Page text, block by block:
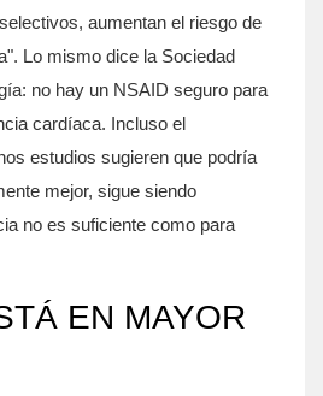
aumentan el riesgo de
Lo mismo dice la Sociedad
no hay un NSAID seguro para
cardíaca. Incluso el
estudios sugieren que podría
mejor, sigue siendo
no es suficiente como para
EN MAYOR